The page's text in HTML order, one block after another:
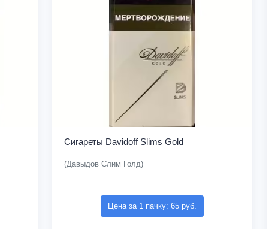
Сигареты Davidoff Slims Gold
(Давыдов Слим Голд)
Цена за 1 пачку: 65 руб.